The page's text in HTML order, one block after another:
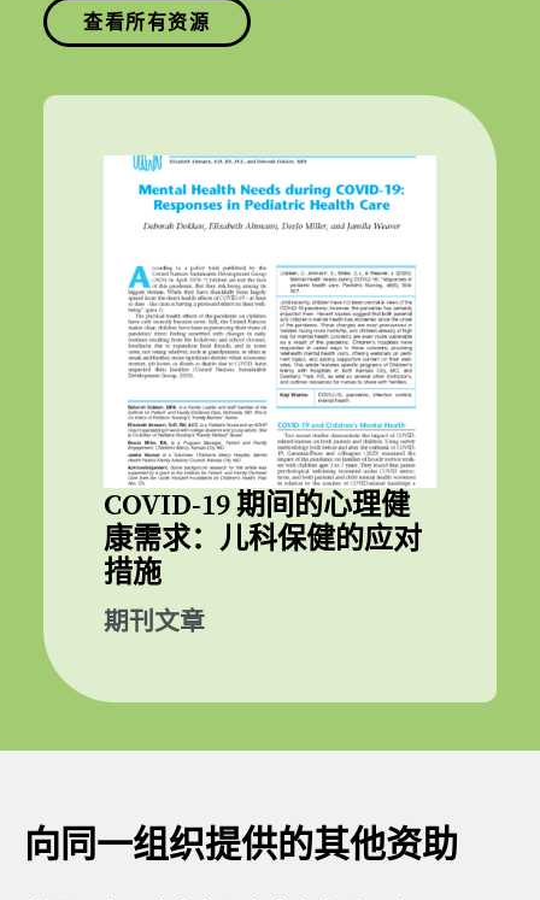
查看所有资源
COVID-19 期间的心理健
康需求：儿科保健的应对
措施
期刊文章
向同一组织提供的其他资助